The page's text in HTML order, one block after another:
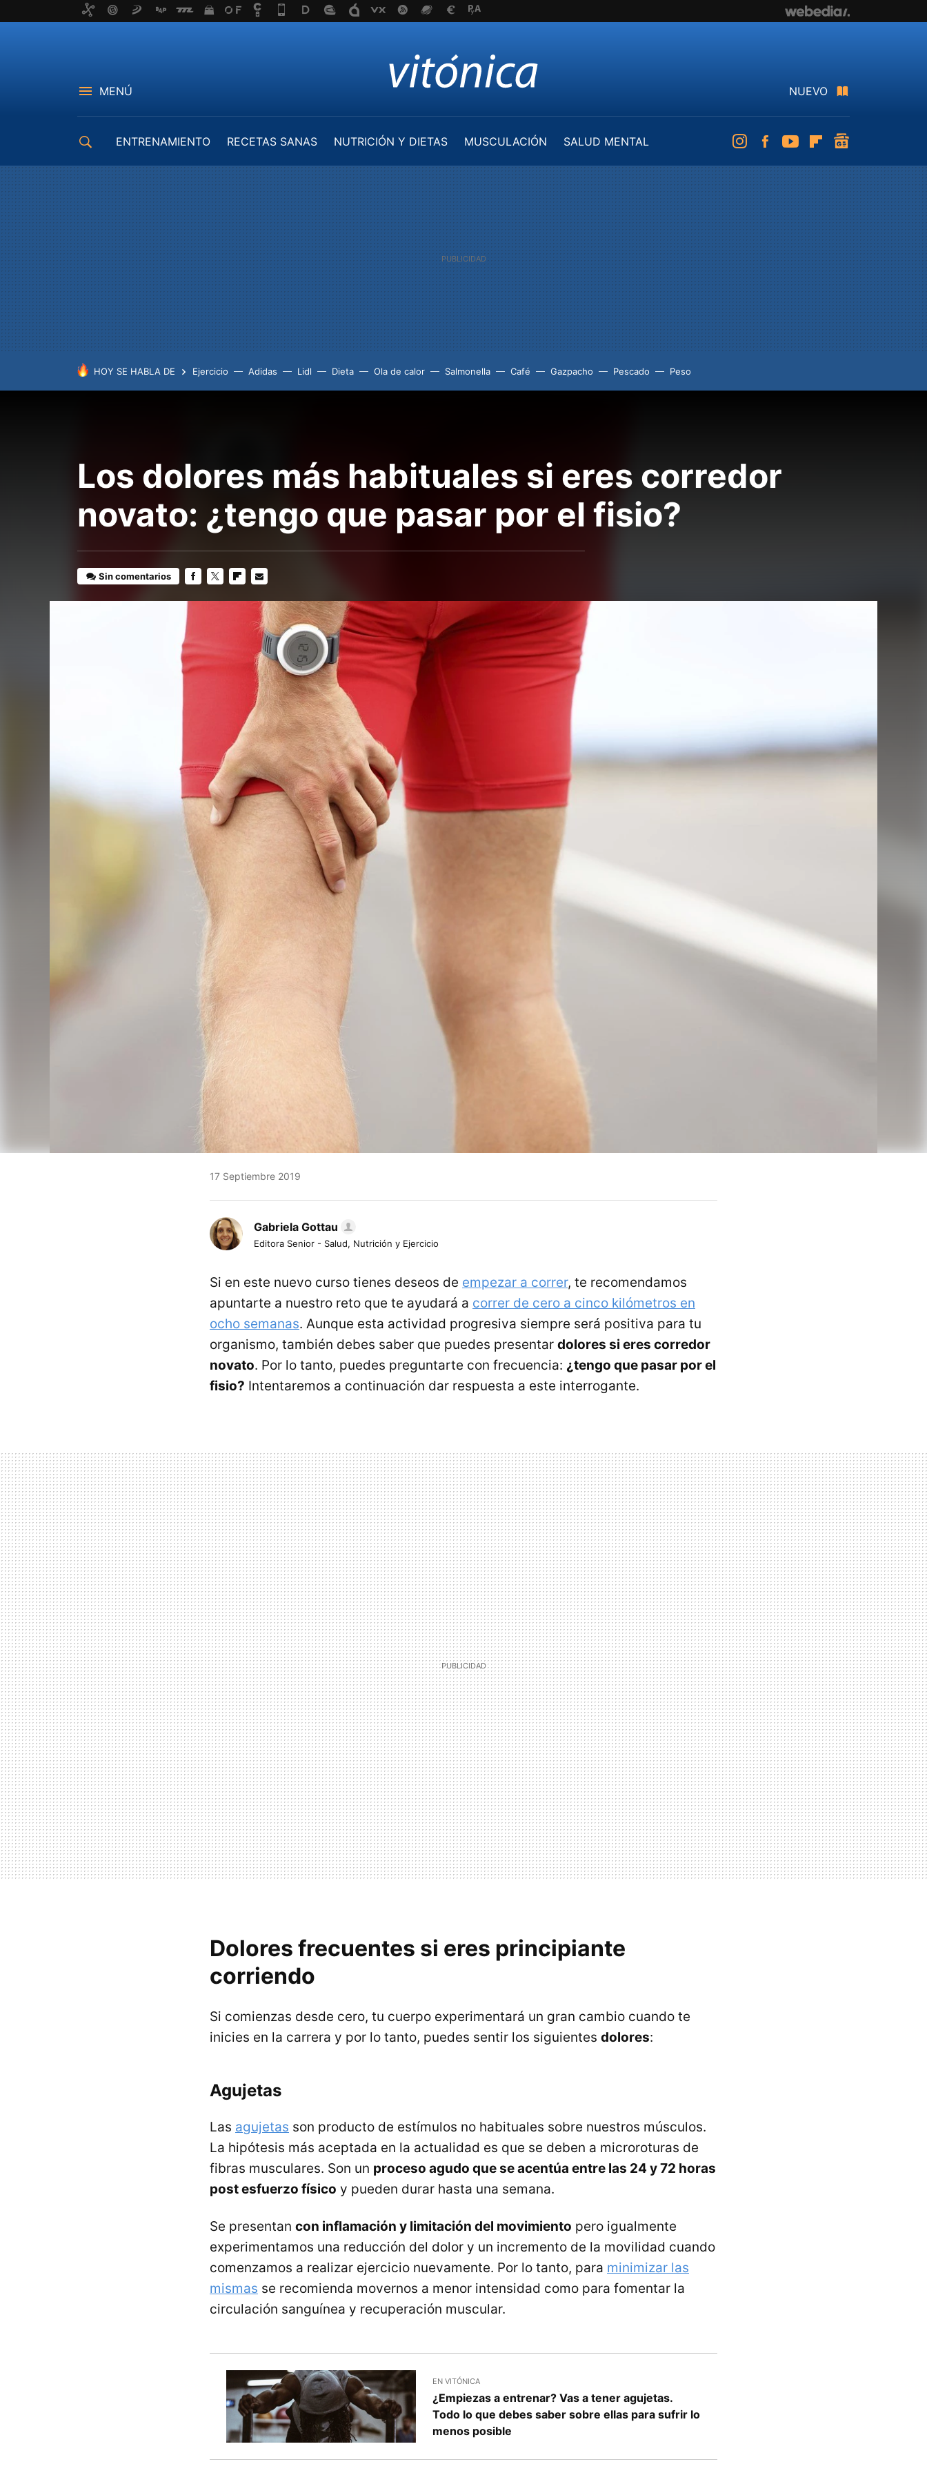
MENÚ NUEVO
ENTRENAMIENTO RECETAS SANAS NUTRICIÓN Y DIETAS MUSCULACIÓN
SALUD MENTAL
InstagramFacebookYoutubeFlipboard
HOY SE HABLA DE Ejercicio Adidas Lidl Dieta Ola de calor Salmonella Café Gazpacho Pescado Peso
Los dolores más habituales si eres corredor
novato: ¿tengo que pasar por el fisio?
Sin comentarios
MAIL
17 Septiembre 2019
Gabriela Gottau
Editora Senior - Salud, Nutrición y Ejercicio
Si en este nuevo curso tienes deseos de empezar a correr, te recomendamos
apuntarte a nuestro reto que te ayudará a correr de cero a cinco kilómetros en
ocho semanas. Aunque esta actividad progresiva siempre será positiva para tu
organismo, también debes saber que puedes presentar dolores si eres corredor
novato. Por lo tanto, puedes preguntarte con frecuencia: ¿tengo que pasar por el
fisio? Intentaremos a continuación dar respuesta a este interrogante.
Dolores frecuentes si eres principiante
corriendo
Si comienzas desde cero, tu cuerpo experimentará un gran cambio cuando te
inicies en la carrera y por lo tanto, puedes sentir los siguientes dolores:
Agujetas
Las agujetas son producto de estímulos no habituales sobre nuestros músculos.
La hipótesis más aceptada en la actualidad es que se deben a microroturas de
fibras musculares. Son un proceso agudo que se acentúa entre las 24 y 72 horas
post esfuerzo físico y pueden durar hasta una semana.
Se presentan con inflamación y limitación del movimiento pero igualmente
experimentamos una reducción del dolor y un incremento de la movilidad cuando
comenzamos a realizar ejercicio nuevamente. Por lo tanto, para minimizar las
mismas se recomienda movernos a menor intensidad como para fomentar la
circulación sanguínea y recuperación muscular.
EN VITÓNICA
¿Empiezas a entrenar? Vas a tener agujetas.
Todo lo que debes saber sobre ellas para sufrir lo
menos posible